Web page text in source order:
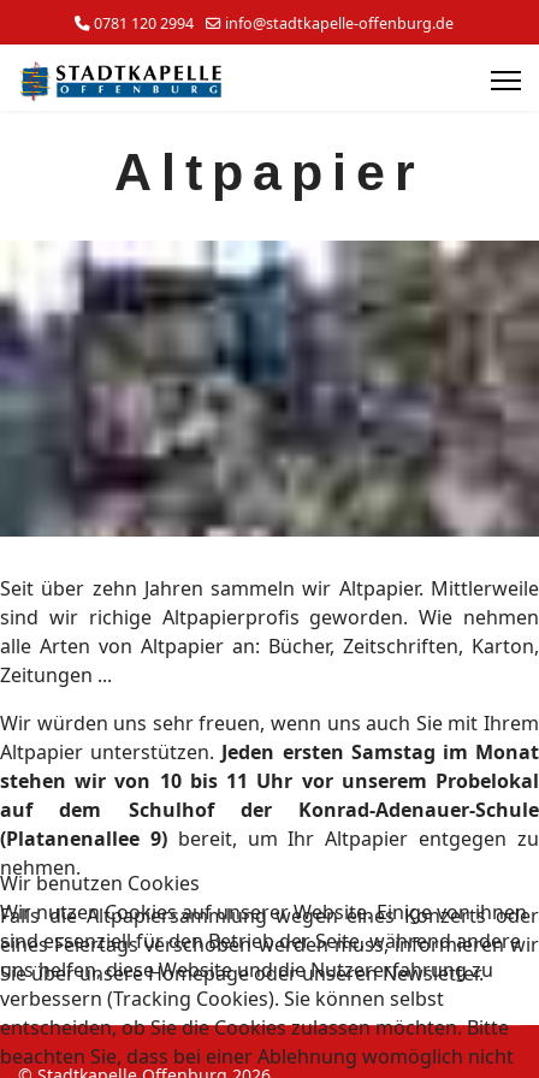
0781 120 2994 info@stadtkapelle-offenburg.de
Altpapier
Seit über zehn Jahren sammeln wir Altpapier. Mittlerweile
sind wir richige Altpapierprofis geworden. Wie nehmen
alle Arten von Altpapier an: Bücher, Zeitschriften, Karton,
Zeitungen ...
Wir würden uns sehr freuen, wenn uns auch Sie mit Ihrem
Altpapier unterstützen. Jeden ersten Samstag im Monat
stehen wir von 10 bis 11 Uhr vor unserem Probelokal
auf dem Schulhof der Konrad-Adenauer-Schule
(Platanenallee 9)bereit, um Ihr Altpapier entgegen zu
nehmen.
Falls die Altpapiersammlung wegen eines Konzerts oder
eines Feiertags verschoben werden muss, informieren wir
Sie über unsere Homepage oder unseren Newsletter.
Wir benutzen Cookies
Wir nutzen Cookies auf unserer Website. Einige von ihnen
sind essenziell für den Betrieb der Seite, während andere
uns helfen, diese Website und die Nutzererfahrung zu
verbessern (Tracking Cookies). Sie können selbst
entscheiden, ob Sie die Cookies zulassen möchten. Bitte
beachten Sie, dass bei einer Ablehnung womöglich nicht